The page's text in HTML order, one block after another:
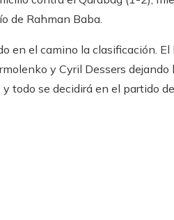
de Rahman Baba.
en el camino la clasificación.
y Cyril Dessers
todo se decidirá en el partido